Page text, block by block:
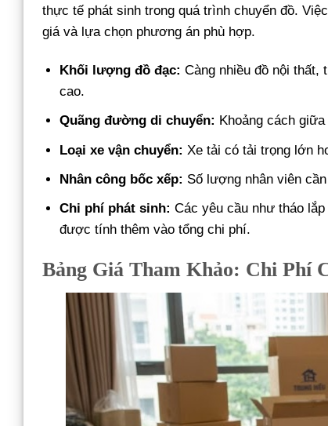
thực tế phát sinh trong quá trình chuyển đồ.
giá và lựa chọn phương án phù hợp.
Khối lượng đồ đạc: Càng nhiều đồ nội thất,
cao.
Quãng đường di chuyển: Khoảng cách
Loại xe vận chuyển: Xe tải có tải trọng lớn
Nhân công bốc xếp: Số lượng nhân viên
Chi phí phát sinh: Các yêu cầu như tháo
được tính thêm vào tổng chi phí.
Bảng Giá Tham Khảo: Chi Phí